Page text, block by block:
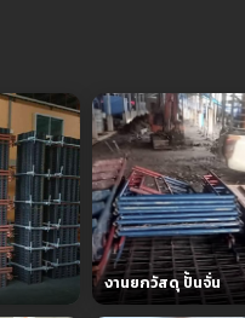
งานยกวัสดุ ปั้นจั่น